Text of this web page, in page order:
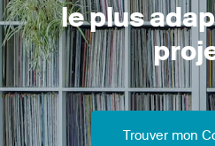
le plus
Trouver mon